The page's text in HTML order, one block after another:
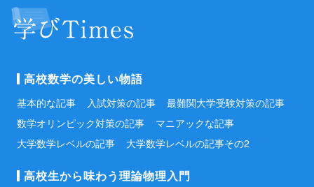
高校数学の美しい物語
基本的な記事 入試対策の記事
最難関大学受験対策の記事
数学オリンピック対策の記事
マニアックな記事
大学数学レベルの記事
大学数学レベルの記事その2
高校生から味わう理論物理入門